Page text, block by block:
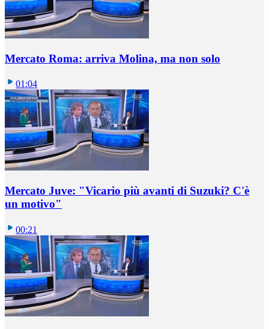
Mercato Roma: arriva Molina, ma non solo
01:04
Mercato Juve: "Vicario più avanti di Suzuki? C'è
un motivo"
00:21